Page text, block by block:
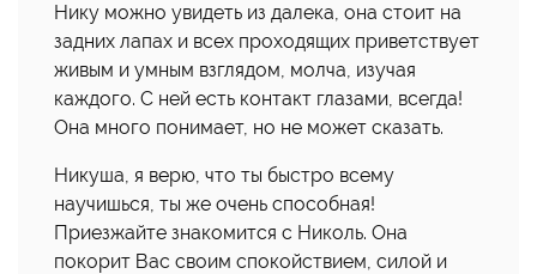
Нику можно увидеть из далека, она стоит на
задних лапах и всех проходящих приветствует
живым и умным взглядом, молча, изучая
каждого. С ней есть контакт глазами, всегда!
Она много понимает, но не может сказать.
Никуша, я верю, что ты быстро всему
научишься, ты же очень способная!
Приезжайте знакомится с Николь. Она
покорит Вас своим спокойствием, силой и